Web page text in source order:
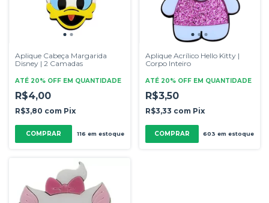
Aplique Cabeça Margarida
Disney | 2 Camadas
ATÉ 20% OFF EM QUANTIDADE
R$4,00
R$3,80 com Pix
COMPRAR 116 em estoque
Aplique Acrílico Hello Kitty |
Corpo Inteiro
ATÉ 20% OFF EM QUANTIDADE
R$3,50
R$3,33 com Pix
COMPRAR 603 em estoque